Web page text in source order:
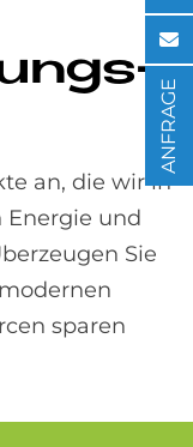
an, die wir in
Energie und
Sie
sparen
ANFRAGE